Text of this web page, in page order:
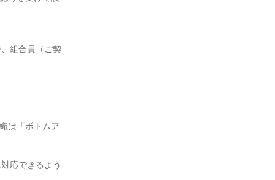
組合員（ご契
は「ボトムア
応できるよう